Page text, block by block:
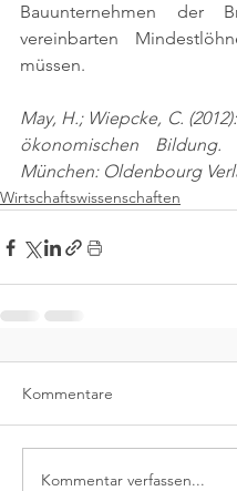
Bauunternehmen der
vereinbarten
müssen.
May, H.; Wiepcke, C.
ökonomischen Bildung.
München: Oldenbourg
Wirtschaftswissenschaften
Kommentare
Kommentar verfassen...